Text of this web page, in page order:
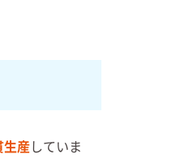
生産していま